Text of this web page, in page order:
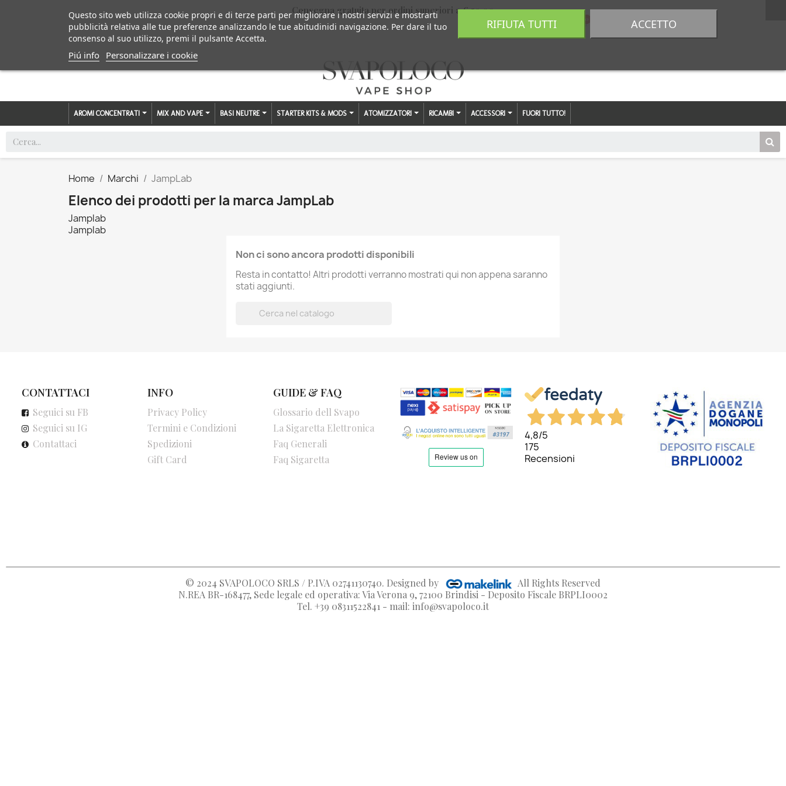
Consegna gratuita per ordini superiori a € 59,00
0,00 €
AROMI CONCENTRATI MIX AND VAPE BASI NEUTRE STARTER KITS & MODS ATOMIZZATORI RICAMBI ACCESSORI FUORI TUTTO!
Home Marchi JampLab
Elenco dei prodotti per la marca JampLab
Jamplab
Jamplab
Non ci sono ancora prodotti disponibili
Resta in contatto! Altri prodotti verranno mostrati qui non appena saranno
stati aggiunti.
CONTATTACI
Seguici su FB
Seguici su IG
Contattaci
INFO
Privacy Policy
Termini e Condizioni
Spedizioni
Gift Card
GUIDE & FAQ
Glossario dell Svapo
La Sigaretta Elettronica
Faq Generali
Faq Sigaretta
4,8/5
175
Recensioni
© 2024 SVAPOLOCO SRLS / P.IVA 02741130740. Designed by
All Rights Reserved
N.REA BR-168477, Sede legale ed operativa: Via Verona 9, 72100 Brindisi - Deposito Fiscale BRPLI0002
Tel. +39 08311522841 - mail: info@svapoloco.it
Questo sito web utilizza cookie propri e di terze parti per migliorare i nostri servizi e mostrarti
pubblicità relativa alle tue preferenze analizzando le tue abitudinidi navigazione. Per dare il tuo
consenso al suo utilizzo, premi il pulsante Accetta.
Piú info Personalizzare i cookie
RIFIUTA TUTTI ACCETTO